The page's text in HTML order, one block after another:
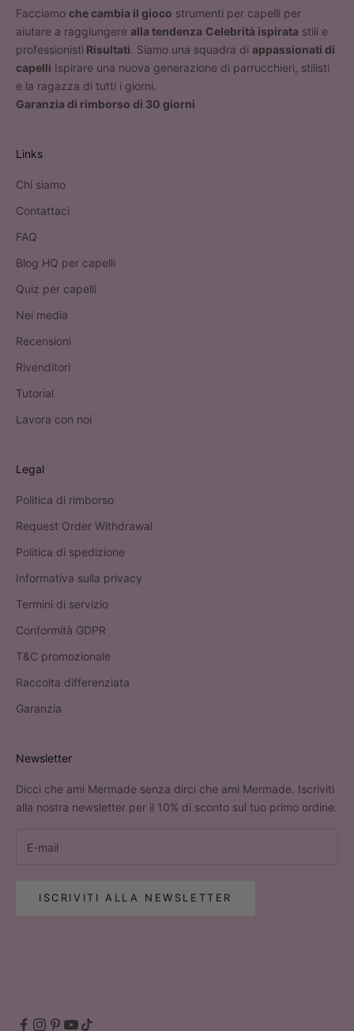
Facciamo che cambia il gioco strumenti per capelli per
aiutare a raggiungere alla tendenza Celebrità ispirata stili e
professionisti Risultati. Siamo una squadra di appassionati di
capelli Ispirare una nuova generazione di parrucchieri, stilisti
e la ragazza di tutti i giorni.
Garanzia di rimborso di 30 giorni
Links
Chi siamo
Contattaci
FAQ
Blog HQ per capelli
Quiz per capelli
Nei media
Recensioni
Rivenditori
Tutorial
Lavora con noi
Legal
Politica di rimborso
Request Order Withdrawal
Politica di spedizione
Informativa sulla privacy
Termini di servizio
Conformità GDPR
T&C promozionale
Raccolta differenziata
Garanzia
Newsletter
Dicci che ami Mermade senza dirci che ami Mermade. Iscriviti
alla nostra newsletter per il 10% di sconto sul tuo primo ordine.
ISCRIVITI ALLA NEWSLETTER